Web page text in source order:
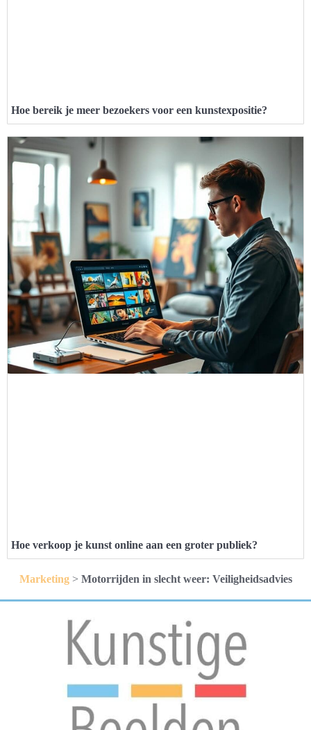
Hoe bereik je meer bezoekers voor een kunstexpositie?
Hoe verkoop je kunst online aan een groter publiek?
Marketing> Motorrijden in slecht weer: Veiligheidsadvies